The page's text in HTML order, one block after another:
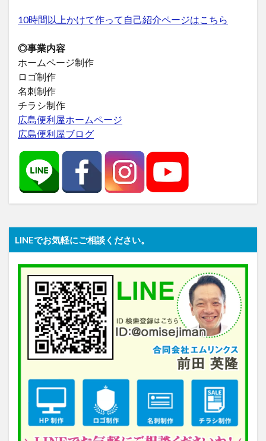
10時間以上かけて作って自己紹介ページはこちら
◎事業内容
ホームページ制作
ロゴ制作
名刺制作
チラシ制作
広島便利屋ホームページ
広島便利屋ブログ
LINEでお気軽にご相談ください。